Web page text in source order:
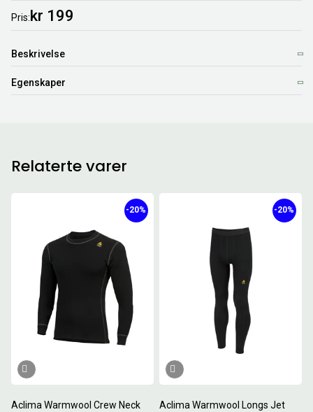
Pris kr 199
Beskrivelse
Egenskaper
Relaterte varer
Aclima Warmwool Crew Neck
-20%
Aclima Warmwool Longs Jet
-20%